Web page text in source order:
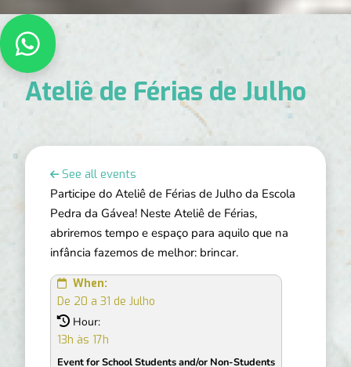

Ateliê de Férias de Julho
 See all events
Participe do Ateliê de Férias de Julho da Escola
Pedra da Gávea! Neste Ateliê de Férias,
abriremos tempo e espaço para aquilo que na
infância fazemos de melhor: brincar.
 When:
De 20 a 31 de Julho
 Hour:
13h às 17h
Event for School Students and/or Non-Students